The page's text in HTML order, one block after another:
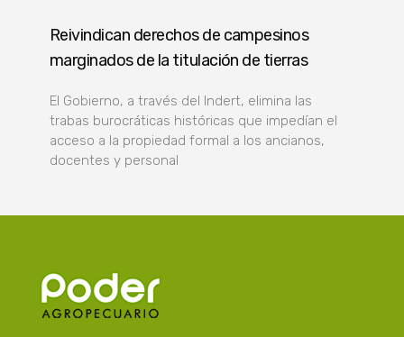
Reivindican derechos de campesinos
marginados de la titulación de tierras
El Gobierno, a través del Indert, elimina las
trabas burocráticas históricas que impedían el
acceso a la propiedad formal a los ancianos,
docentes y personal